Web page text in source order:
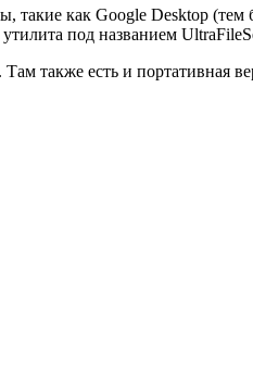
как Google Desktop (тем
под названием
есть и портативная